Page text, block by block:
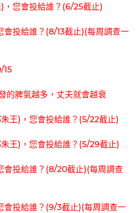
，您會投給誰？(6/25截止)
投給誰？(8/13截止)(每周調查一
15
的脾氣越多，丈夫就會越衰
王)，您會投給誰？(5/22截止)
王)，您會投給誰？(5/29截止)
會投給誰？(8/20截止)(每周調查
會投給誰？(9/3截止)(每周調查一